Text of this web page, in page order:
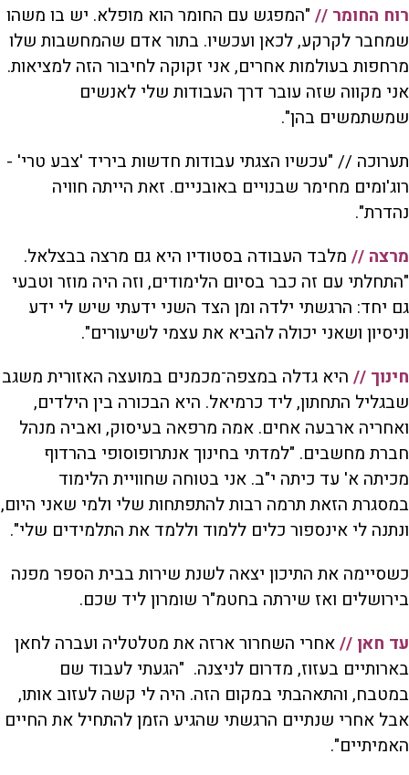
רוח החומר // "המפגש עם החומר הוא מופלא. יש בו משהו
שמחבר לקרקע, לכאן ועכשיו. בתור אדם שהמחשבות שלו
מרחפות בעולמות אחרים, אני זקוקה לחיבור הזה למציאות.
אני מקווה שזה עובר דרך העבודות שלי לאנשים
שמשתמשים בהן".
תערוכה // "עכשיו הצגתי עבודות חדשות ביריד 'צבע טרי' -
רוג'ומים מחימר שבנויים באובניים. זאת הייתה חוויה
נהדרת".
מרצה // מלבד העבודה בסטודיו היא גם מרצה בבצלאל.
"התחלתי עם זה כבר בסיום הלימודים, וזה היה מוזר וטבעי
גם יחד: הרגשתי ילדה ומן הצד השני ידעתי שיש לי ידע
וניסיון ושאני יכולה להביא את עצמי לשיעורים".
חינוך // היא גדלה במצפה־מכמנים במועצה האזורית משגב
שבגליל התחתון, ליד כרמיאל. היא הבכורה בין הילדים,
ואחריה ארבעה אחים. אמה מרפאה בעיסוק, ואביה מנהל
חברת מחשבים. "למדתי בחינוך אנתרופוסופי בהרדוף
מכיתה א' עד כיתה י"ב. אני בטוחה שחוויית הלימוד
במסגרת הזאת תרמה רבות להתפתחות שלי ולמי שאני היום,
ונתנה לי אינספור כלים ללמוד וללמד את התלמידים שלי".
כשסיימה את התיכון יצאה לשנת שירות בבית הספר מפנה
בירושלים ואז שירתה בחטמ"ר שומרון ליד שכם.
עד חאן //אחרי השחרור ארזה את מטלטליה ועברה לחאן
בארותיים בעזוז, מדרום לניצנה. "הגעתי לעבוד שם
במטבח, והתאהבתי במקום הזה. היה לי קשה לעזוב אותו,
אבל אחרי שנתיים הרגשתי שהגיע הזמן להתחיל את החיים
האמיתיים".